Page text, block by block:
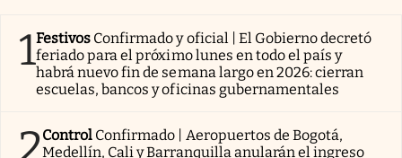
1Festivos Confirmado y oficial | El Gobierno decretó
feriado para el próximo lunes en todo el país y
habrá nuevo fin de semana largo en 2026: cierran
escuelas, bancos y oficinas gubernamentales
2Control Confirmado | Aeropuertos de Bogotá,
Medellín, Cali y Barranquilla anularán el ingreso